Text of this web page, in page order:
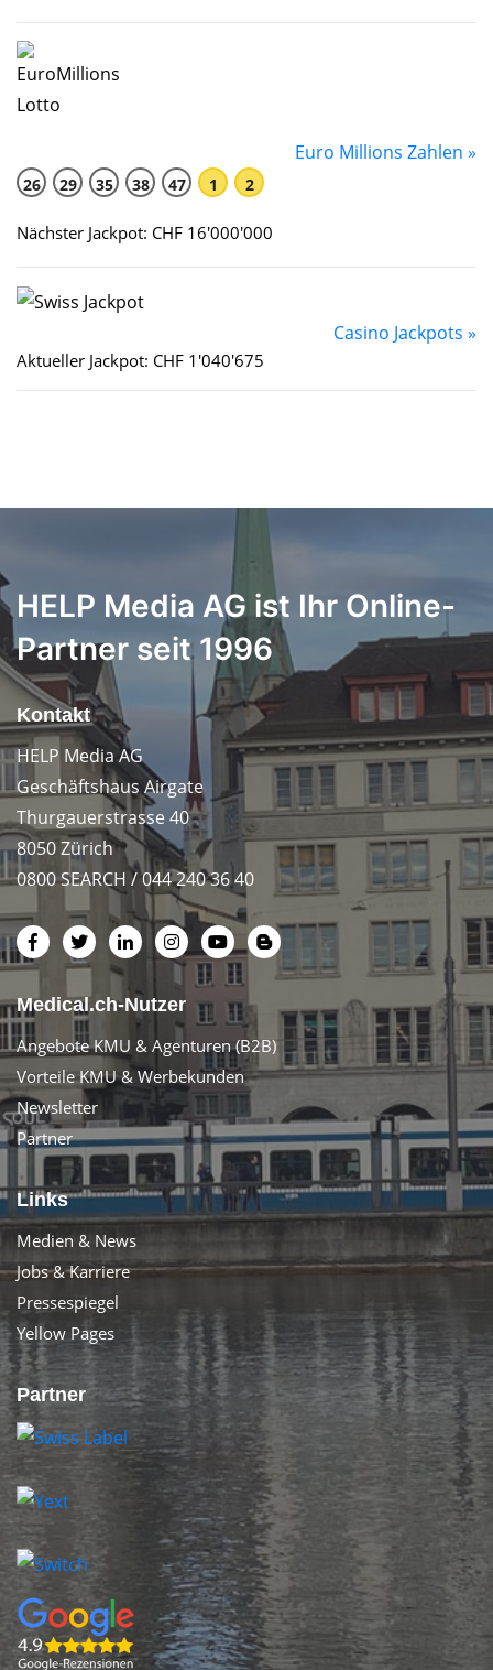
Euro Millions Zahlen »
26 29 35 38 47 1 2
Nächster Jackpot: CHF 16'000'000
Casino Jackpots »
Aktueller Jackpot: CHF 1'040'675
HELP Media AG ist Ihr Online-
Partner seit 1996
Kontakt
HELP Media AG
Geschäftshaus Airgate
Thurgauerstrasse 40
8050 Zürich
0800 SEARCH / 044 240 36 40
Medical.ch-Nutzer
Angebote KMU & Agenturen (B2B)
Vorteile KMU & Werbekunden
Newsletter
Partner
Links
Medien & News
Jobs & Karriere
Pressespiegel
Yellow Pages
Partner